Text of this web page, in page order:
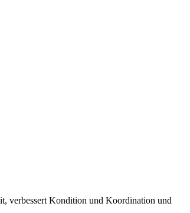
verbessert Kondition und Koordination und